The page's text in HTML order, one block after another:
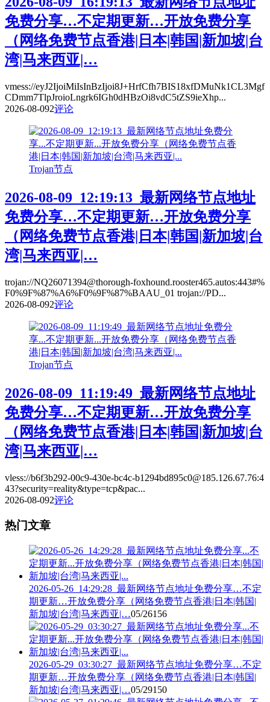
免费分享…不定期更新…开放免费分享
（网络免费节点香港|日本|韩国|新加坡|台
湾|马来西亚|…
vmess://eyJ2IjoiMiIsInBzIjoi8J+HrfCfh7BIS18xfDMuNk1CL3Mgf
CDmm7TlpJroioLngrk6IGh0dHBzOi8vdC5tZS9ieXhp...
2026-08-092评论
Trojan节点
2026-08-09_12:19:13_最新网络节点地址
免费分享…不定期更新…开放免费分享
（网络免费节点香港|日本|韩国|新加坡|台
湾|马来西亚|…
trojan://NQ26071394@thorough-foxhound.rooster465.autos:443#%
F0%9F%87%A6%F0%9F%87%BAAU_01 trojan://PD...
2026-08-092评论
Trojan节点
2026-08-09_11:19:49_最新网络节点地址
免费分享…不定期更新…开放免费分享
（网络免费节点香港|日本|韩国|新加坡|台
湾|马来西亚|…
vless://b6f3b292-00c9-430e-bc4c-b1294bd895c0@185.126.67.76:4
43?security=reality&type=tcp&pac...
2026-08-092评论
热门文章
2026-05-26_14:29:28_最新网络节点地址免费分享…不定
期更新…开放免费分享（网络免费节点香港|日本|韩国|
新加坡|台湾|马来西亚|…05/26156
2026-05-29_03:30:27_最新网络节点地址免费分享…不定
期更新…开放免费分享（网络免费节点香港|日本|韩国|
新加坡|台湾|马来西亚|…05/29150